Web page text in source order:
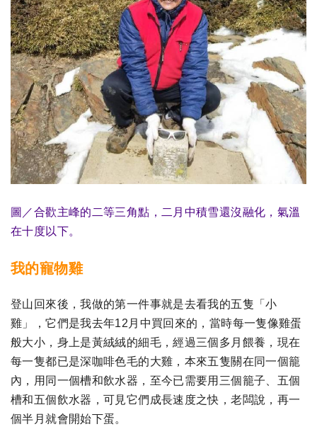
圖／合歡主峰的二等三角點，二月中積雪還沒融化，氣溫
在十度以下。
我的寵物雞
登山回來後，我做的第一件事就是去看我的五隻「小
雞」，它們是我去年12月中買回來的，當時每一隻像雞蛋
般大小，身上是黃絨絨的細毛，經過三個多月餵養，現在
每一隻都已是深咖啡色毛的大雞，本來五隻關在同一個籠
內，用同一個槽和飲水器，至今已需要用三個籠子、五個
槽和五個飲水器，可見它們成長速度之快，老闆說，再一
個半月就會開始下蛋。